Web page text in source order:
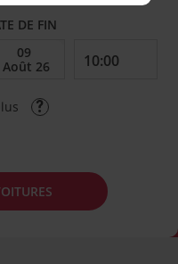
DE FIN